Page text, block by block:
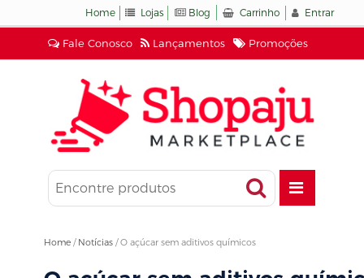
Fale Conosco Lançamentos Promoções
Home Lojas Blog Carrinho Entrar
Home / Notícias /O açúcar sem aditivos químicos